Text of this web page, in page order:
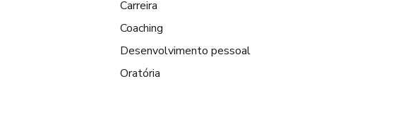
Carreira
Coaching
Desenvolvimento pessoal
Oratória